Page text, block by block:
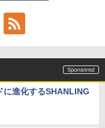
に進化するSHANLING